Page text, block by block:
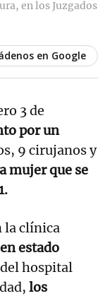
en los Juzgados
en Google
3 de
por un
9 cirujanos y
mujer que se
la clínica
estado
del hospital
los